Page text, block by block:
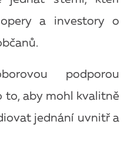
a investory o
podporou
to, aby mohl kvalitně
jednání uvnitř a